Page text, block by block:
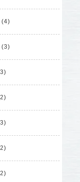
(4)
(3)